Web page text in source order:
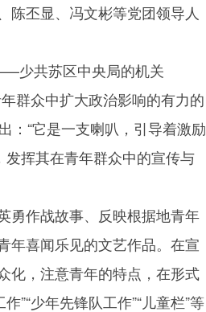
陈丕显、冯文彬等党团领导人
少共苏区中央局的机关
群众中扩大政治影响的有力的
：“它是一支喇叭，引导着激励
挥其在青年群众中的宣传与
勇作战故事、反映根据地青年
年喜闻乐见的文艺作品。在宣
化，注意青年的特点，在形式
”“少年先锋队工作”“儿童栏”等